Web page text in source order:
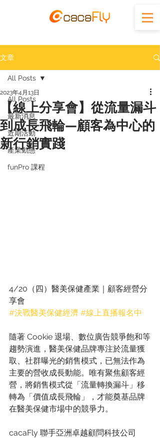
文章
All Posts
最新消息
近期活動
產業動態
funPro 課程
All Posts
【線上分享會】從流量漏斗
到成長飛輪—顧客為中心的
新行銷實踐
2023年4月13日
4/20（四）醫美保健產業｜顧客經營分
享會
#決戰醫美保健經濟 #線上直播報名中
隨著 Cookie 退場、數位廣告競爭飽和等
趨勢演進，醫美保健品牌專注於流量獲
取、社群曝光的銷售模式，已無法作為
主要的營收成長動能。唯有聚焦顧客經
營，將銷售模式從「流量轉換漏斗」移
轉為「價值成長飛輪」，才能奠基品牌
在醫美保健市場中的競爭力。
cacaFly 聯手亞洲卓越顧問科技公司